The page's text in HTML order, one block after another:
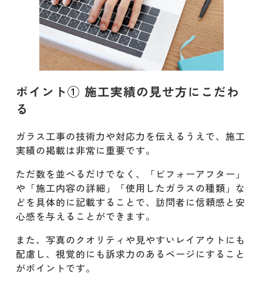
ポイント① 施工実績の見せ方にこだわ
る
ガラス工事の技術力や対応力を伝えるうえで、施工
実績の掲載は非常に重要です。
ただ数を並べるだけでなく、「ビフォーアフター」
や「施工内容の詳細」「使用したガラスの種類」な
どを具体的に記載することで、訪問者に信頼感と安
心感を与えることができます。
また、写真のクオリティや見やすいレイアウトにも
配慮し、視覚的にも訴求力のあるページにすること
がポイントです。